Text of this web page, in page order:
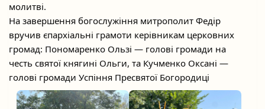
молитві.
На завершення богослужіння митрополит Федір
вручив єпархіальні грамоти керівникам церковних
громад: Пономаренко Ользі — голові громади на
честь святої княгині Ольги, та Кучменко Оксані —
голові громади Успіння Пресвятої Богородиці